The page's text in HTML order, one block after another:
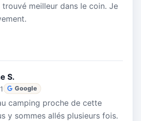
trouvé meilleur dans le coin. Je
S.
Google
camping proche de cette
y sommes allés plusieurs fois.